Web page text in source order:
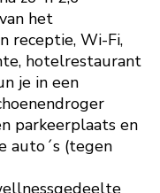
het
receptie, Wi-Fi,
hotelrestaurant
je in een
parkeerplaats en
auto´s (tegen